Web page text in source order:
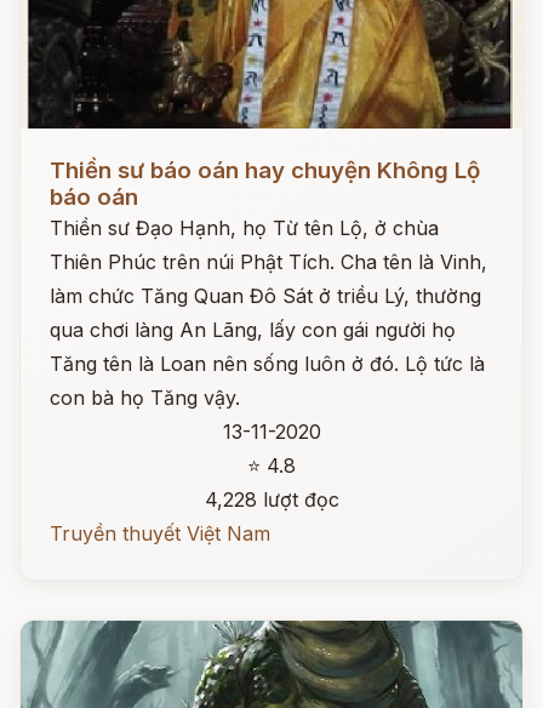
Đọc ngay
Thiền sư báo oán hay chuyện Không Lộ
báo oán
Thiền sư Đạo Hạnh, họ Từ tên Lộ, ở chùa
Thiên Phúc trên núi Phật Tích. Cha tên là Vinh,
làm chức Tăng Quan Đô Sát ở triều Lý, thường
qua chơi làng An Lãng, lấy con gái người họ
Tăng tên là Loan nên sống luôn ở đó. Lộ tức là
con bà họ Tăng vậy.
13-11-2020
⭐ 4.8
4,228 lượt đọc
Truyền thuyết Việt Nam